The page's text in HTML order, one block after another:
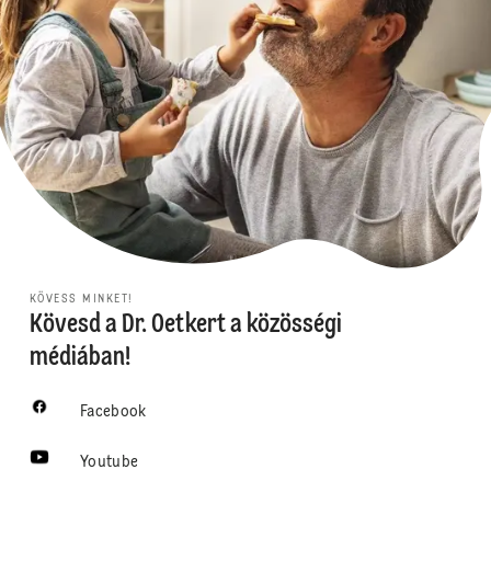
KÖVESS MINKET!
Kövesd a Dr. Oetkert a közösségi
médiában!
Facebook
Youtube